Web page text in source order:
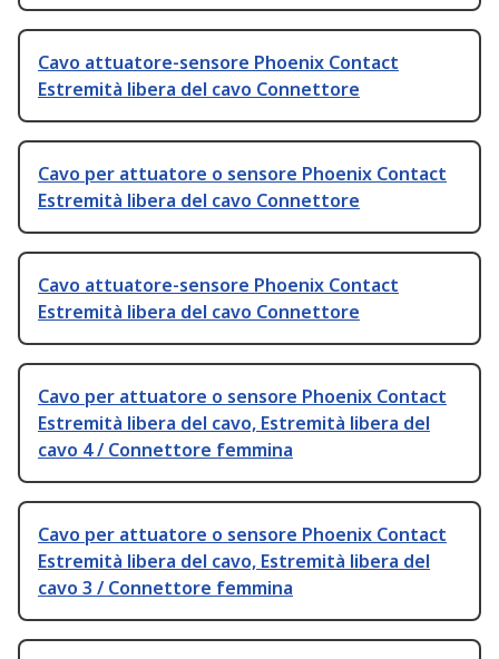
Cavo attuatore-sensore Phoenix Contact
Estremità libera del cavo Connettore
Cavo per attuatore o sensore Phoenix Contact
Estremità libera del cavo Connettore
Cavo attuatore-sensore Phoenix Contact
Estremità libera del cavo Connettore
Cavo per attuatore o sensore Phoenix Contact
Estremità libera del cavo, Estremità libera del
cavo 4 / Connettore femmina
Cavo per attuatore o sensore Phoenix Contact
Estremità libera del cavo, Estremità libera del
cavo 3 / Connettore femmina